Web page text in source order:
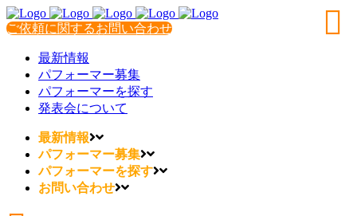
ご依頼に関するお問い合わせ
最新情報
パフォーマー募集
パフォーマーを探す
発表会について
最新情報
パフォーマー募集
パフォーマーを探す
お問い合わせ